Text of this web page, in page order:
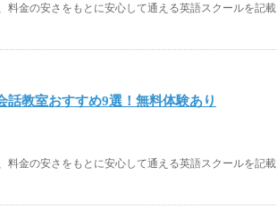
金の安さをもとに安心して通える英語スクールを記載
話教室おすすめ9選！無料体験あり
金の安さをもとに安心して通える英語スクールを記載